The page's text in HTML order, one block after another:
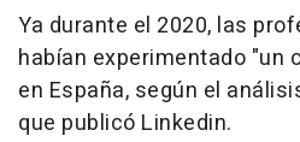
Ya durante el 2020, las
habían experimentado "un
en España, según el
que publicó Linkedin.